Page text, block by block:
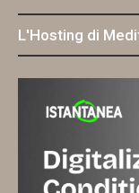
L'Hosting di